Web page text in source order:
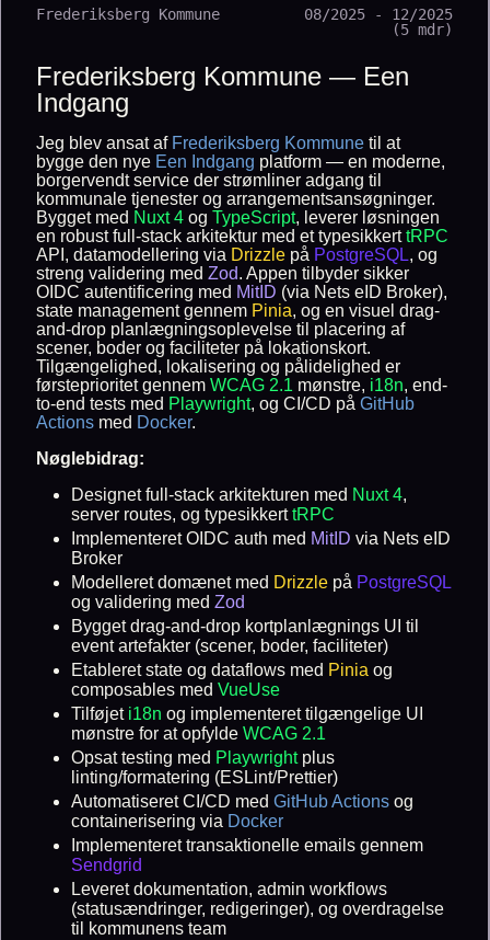
Frederiksberg Kommune
08/2025 - 12/2025
(5 mdr)
Frederiksberg Kommune — Een
Indgang
Jeg blev ansat af Frederiksberg Kommune til at
bygge den nye Een Indgang platform — en moderne,
borgervendt service der strømliner adgang til
kommunale tjenester og arrangementsansøgninger.
Bygget med Nuxt 4 og TypeScript, leverer løsningen
en robust full-stack arkitektur med et typesikkerttRPC
API, datamodellering via Drizzle på PostgreSQL, og
streng validering med Zod. Appen tilbyder sikker
OIDC autentificering med MitID (via Nets eID Broker),
state management gennem Pinia, og en visuel drag-
and-drop planlægningsoplevelse til placering af
scener, boder og faciliteter på lokationskort.
Tilgængelighed, lokalisering og pålidelighed er
førsteprioritet gennem WCAG 2.1 mønstre, i18n, end-
to-end tests med Playwright, og CI/CD på GitHub
Actions med Docker.
Nøglebidrag:
Designet full-stack arkitekturen med Nuxt 4,
server routes, og typesikkerttRPC
Implementeret OIDC auth med MitID via Nets eID
Broker
Modelleret domænet med Drizzle på PostgreSQL
og validering med Zod
Bygget drag-and-drop kortplanlægnings UI til
event artefakter (scener, boder, faciliteter)
Etableret state og dataflows med Pinia og
composables med VueUse
Tilføjet i18n og implementeret tilgængelige UI
mønstre for at opfylde WCAG 2.1
Opsat testing med Playwrightplus
linting/formatering (ESLint/Prettier)
Automatiseret CI/CD med GitHub Actions og
containerisering via Docker
Implementeret transaktionelle emails gennem
Sendgrid
Leveret dokumentation, admin workflows
(statusændringer, redigeringer), og overdragelse
til kommunens team